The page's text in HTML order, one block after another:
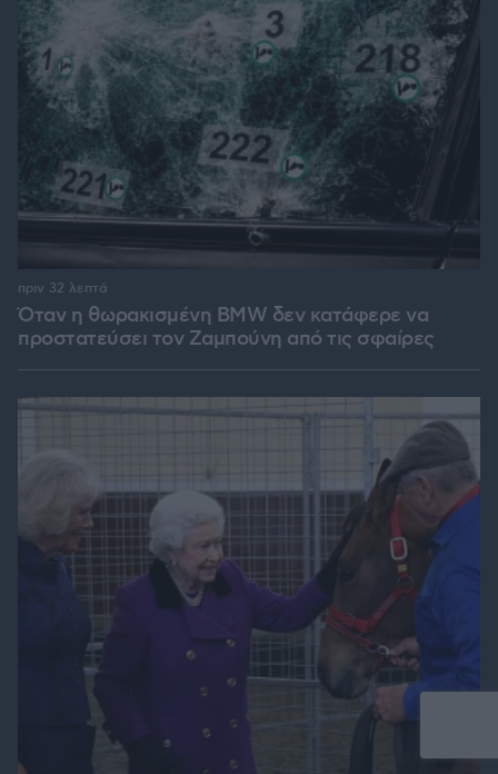
Όταν η θωρακισμένη BMW δεν κατάφερε να
προστατεύσει τον Ζαμπούνη από τις σφαίρες
πριν 32 λεπτά